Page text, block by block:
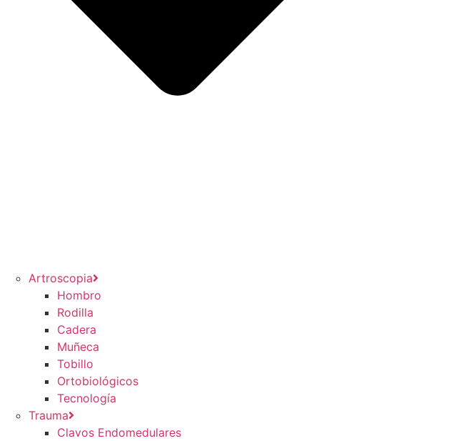
Artroscopia
Hombro
Rodilla
Cadera
Muñeca
Tobillo
Ortobiológicos
Tecnología
Trauma
Clavos Endomedulares